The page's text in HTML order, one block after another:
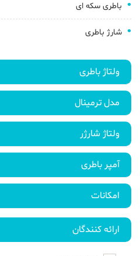
باطری سکه ای
شارژ باطری
ولتاژ باطری
مدل ترمینال
ولتاژ شارژر
آمپر باطری
امکانات
ارائه کنندگان